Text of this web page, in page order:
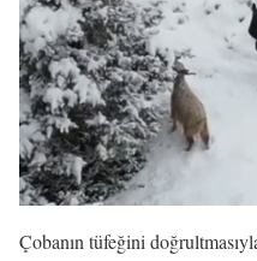
Çobanın tüfeğini